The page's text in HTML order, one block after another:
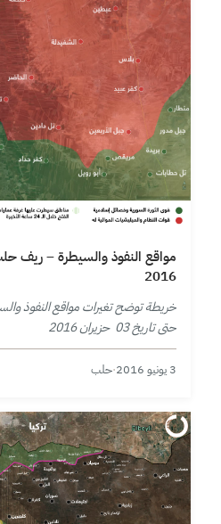
2016
خريطة توضح تغيرات مواقع النفوذ
حتى تاريخ 03 حزيران 2016
3 يونيو 2016 ·حلب